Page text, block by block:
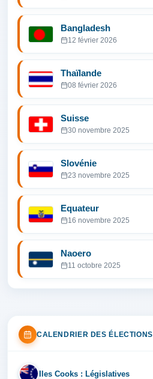
Bangladesh
12 février 2026
Thaïlande
08 février 2026
Suisse
30 novembre 2025
Slovénie
23 novembre 2025
Equateur
16 novembre 2025
Naoero
11 octobre 2025
CALENDRIER DES ÉLECTIONS
IL Iles Cooks : Législatives